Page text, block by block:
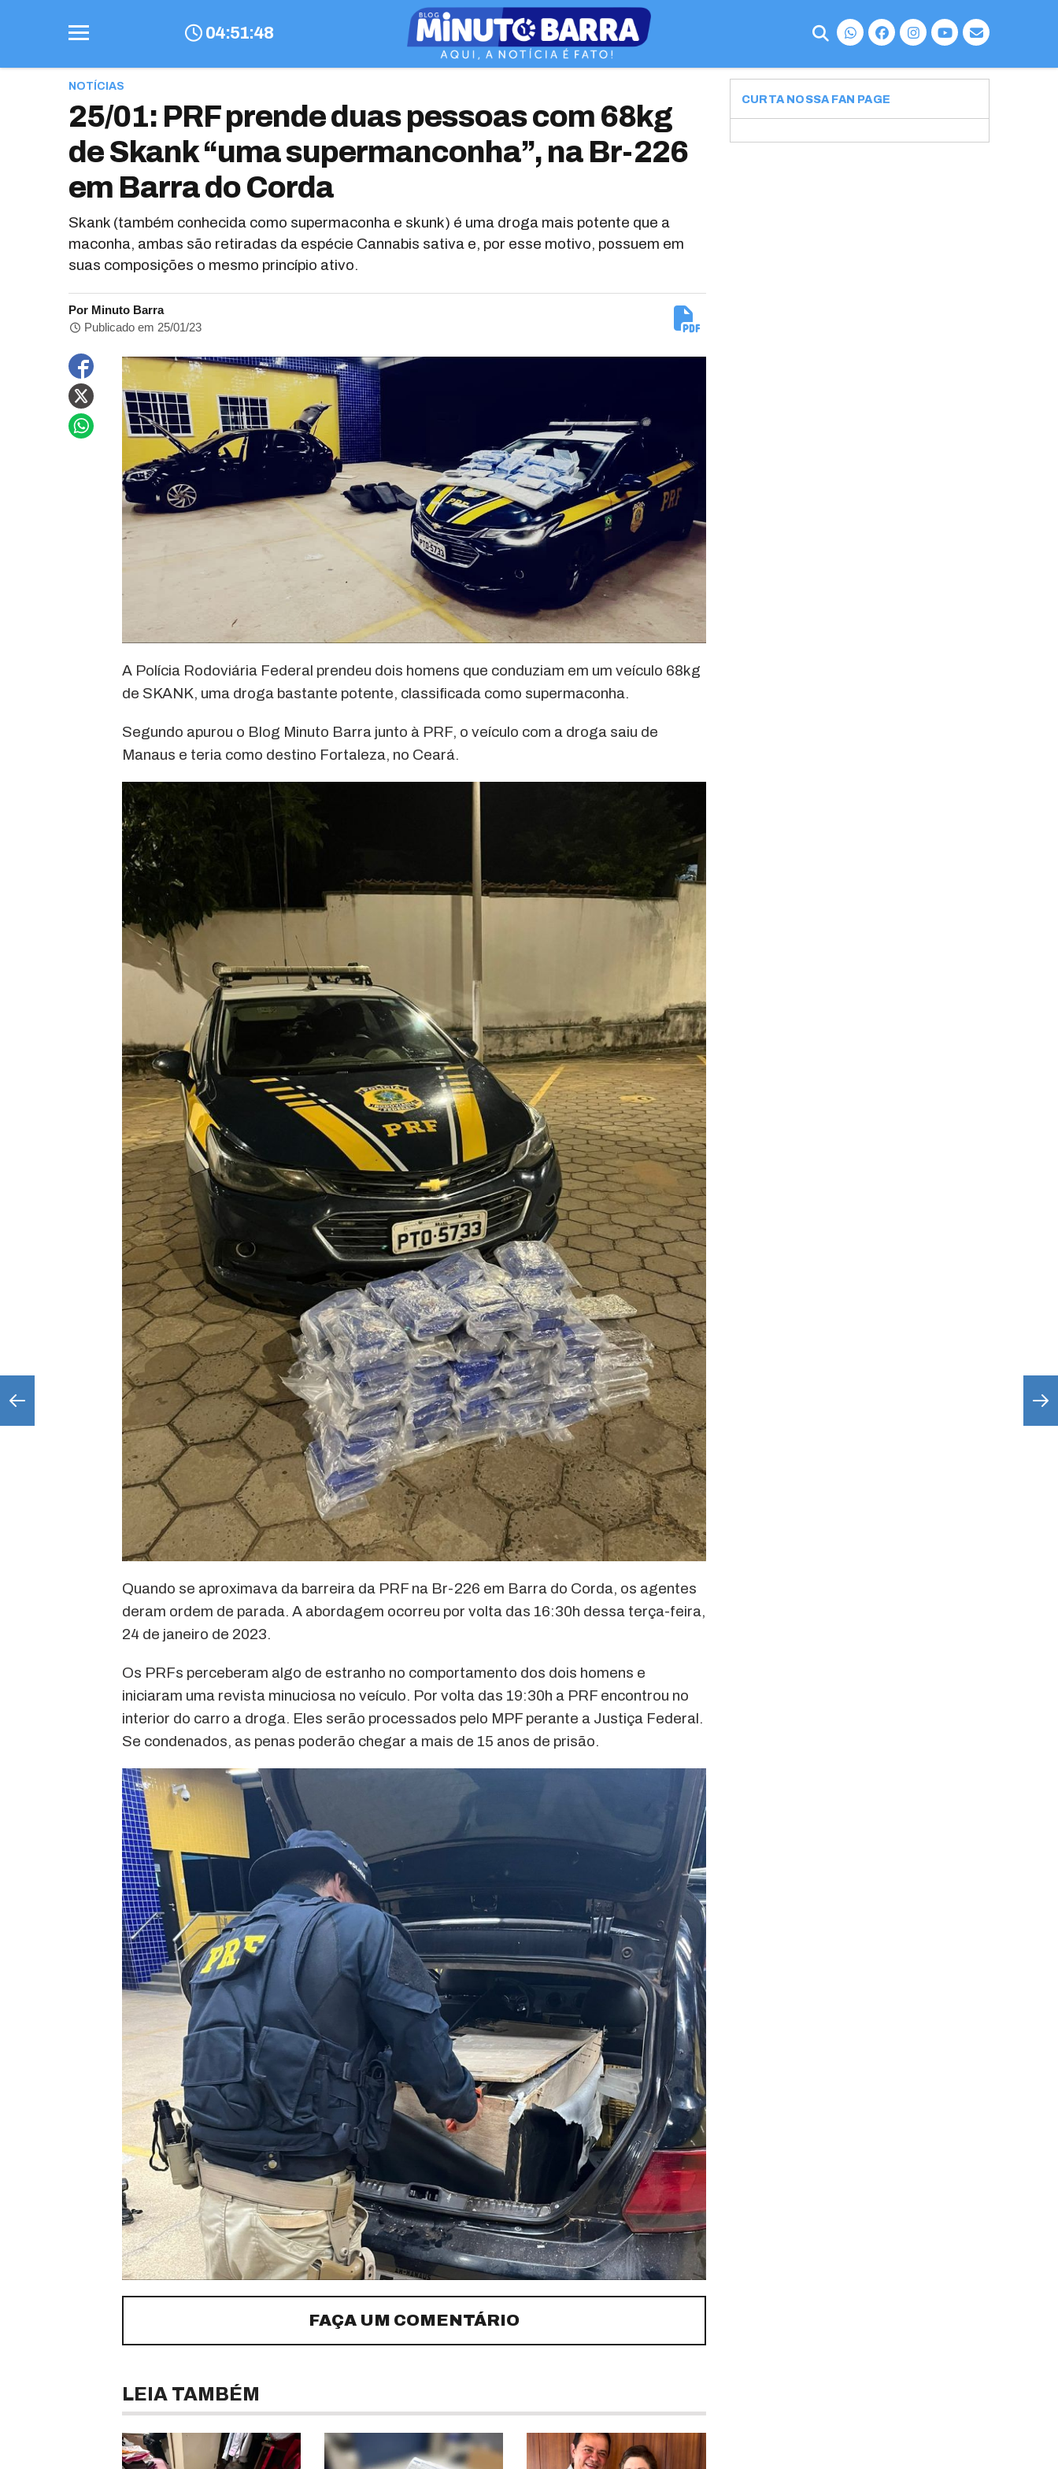
04:51:50
NOTÍCIAS
25/01: PRF prende duas pessoas com 68kg
de Skank “uma supermanconha”, na Br-226
em Barra do Corda
Skank (também conhecida como supermaconha e skunk) é uma droga mais potente que a
maconha, ambas são retiradas da espécie Cannabis sativa e, por esse motivo, possuem em
suas composições o mesmo princípio ativo.
Por Minuto Barra
Publicado em 25/01/23
A Polícia Rodoviária Federal prendeu dois homens que conduziam em um veículo 68kg
de SKANK, uma droga bastante potente, classificada como supermaconha.
Segundo apurou o Blog Minuto Barra junto à PRF, o veículo com a droga saiu de
Manaus e teria como destino Fortaleza, no Ceará.
Quando se aproximava da barreira da PRF na Br-226 em Barra do Corda, os agentes
deram ordem de parada. A abordagem ocorreu por volta das 16:30h dessa terça-feira,
24 de janeiro de 2023.
Os PRFs perceberam algo de estranho no comportamento dos dois homens e
iniciaram uma revista minuciosa no veículo. Por volta das 19:30h a PRF encontrou no
interior do carro a droga. Eles serão processados pelo MPF perante a Justiça Federal.
Se condenados, as penas poderão chegar a mais de 15 anos de prisão.
FAÇA UM COMENTÁRIO
LEIA TAMBÉM
CURTA NOSSA FAN PAGE